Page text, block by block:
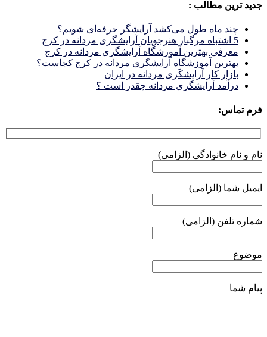
جدید ترین مطالب :
چند ماه طول می‌کشد آرایشگر حرفه‌ای شویم؟
5 اشتباه مرگبار هنرجویان آرایشگری مردانه در کرج
معرفی بهترین آموزشگاه آرایشگری مردانه در کرج
بهترین آموزشگاه آرایشگری مردانه در کرج کجاست؟
بازار كار آرايشكَرى مردانه در ايران
درآمد آرایشگری مردانه چقدر است ؟
فرم تماس:
نام و نام خانوادگی (الزامی)
ایمیل شما (الزامی)
شماره تلفن (الزامی)
موضوع
پیام شما